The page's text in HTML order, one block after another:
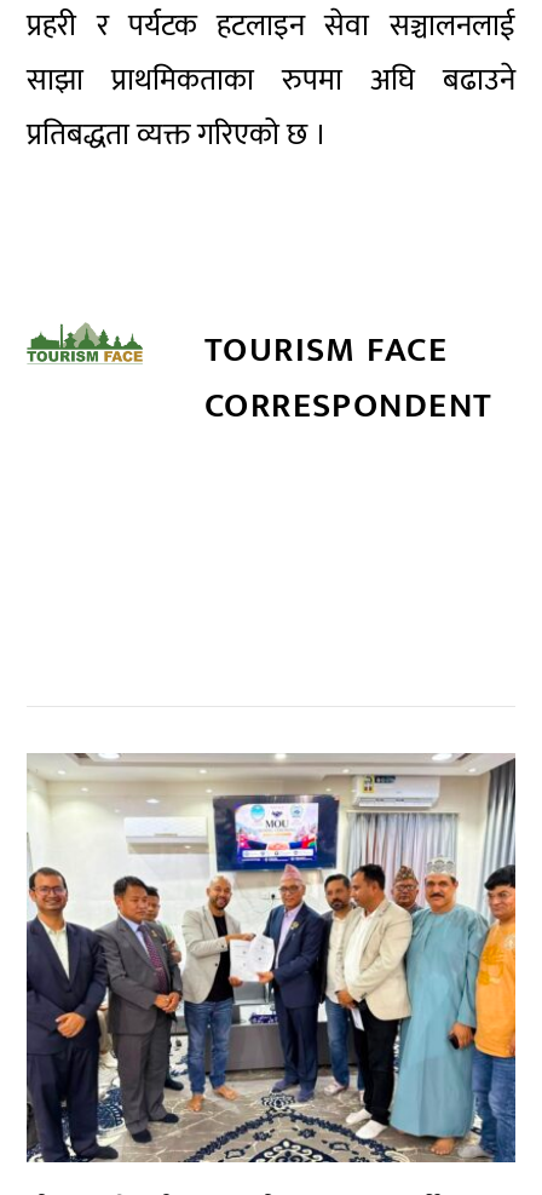
प्रहरी र पर्यटक हटलाइन सेवा सञ्चालनलाई
साझा प्राथमिकताका रुपमा अघि बढाउने
प्रतिबद्धता व्यक्त गरिएको छ ।
TOURISM FACE
CORRESPONDENT
,,